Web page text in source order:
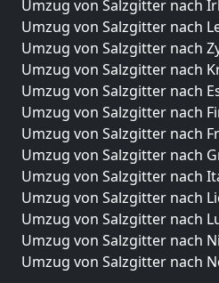
Umzug von Salzgitter nach
Umzug von Salzgitter nach
Umzug von Salzgitter nach
Umzug von Salzgitter nach
Umzug von Salzgitter nach
Umzug von Salzgitter nach
Umzug von Salzgitter nach
Umzug von Salzgitter nach
Umzug von Salzgitter nach
Umzug von Salzgitter nach
Umzug von Salzgitter nach
Umzug von Salzgitter nach
Umzug von Salzgitter nach